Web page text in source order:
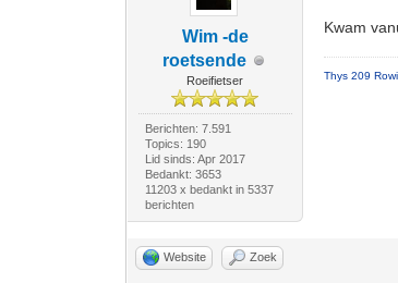
Wim -de
roetsende
Roeifietser
Berichten: 7.591
Topics: 190
Lid sinds: Apr 2017
Bedankt: 3653
11203 x bedankt in 5337
berichten
Kwam
Thys 209
Website Zoek